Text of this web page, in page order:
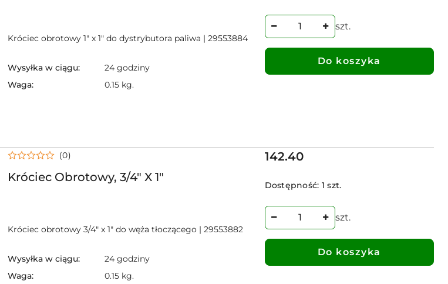
Króciec obrotowy 1" x 1" do dystrybutora paliwa | 29553884
Wysyłka w ciągu:
24 godziny
Waga:
0.15 kg.
szt.
Do koszyka
Króciec Obrotowy, 3/4" X 1"
(0)
Króciec obrotowy 3/4" x 1" do węża tłoczącego | 29553882
Wysyłka w ciągu:
24 godziny
Waga:
0.15 kg.
Cena:
142.40
Dostępność: 1 szt.
szt.
Do koszyka